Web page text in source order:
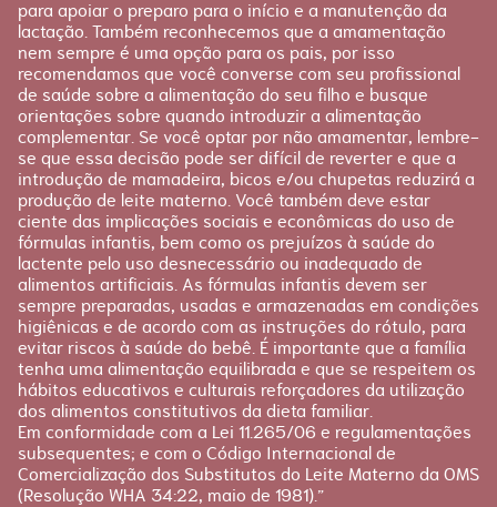
para apoiar o preparo para o início e a manutenção da
lactação. Também reconhecemos que a amamentação
nem sempre é uma opção para os pais, por isso
recomendamos que você converse com seu profissional
de saúde sobre a alimentação do seu filho e busque
orientações sobre quando introduzir a alimentação
complementar. Se você optar por não amamentar, lembre-
se que essa decisão pode ser difícil de reverter e que a
introdução de mamadeira, bicos e/ou chupetas reduzirá a
produção de leite materno. Você também deve estar
ciente das implicações sociais e econômicas do uso de
fórmulas infantis, bem como os prejuízos à saúde do
lactente pelo uso desnecessário ou inadequado de
alimentos artificiais. As fórmulas infantis devem ser
sempre preparadas, usadas e armazenadas em condições
higiênicas e de acordo com as instruções do rótulo, para
evitar riscos à saúde do bebê. É importante que a família
tenha uma alimentação equilibrada e que se respeitem os
hábitos educativos e culturais reforçadores da utilização
dos alimentos constitutivos da dieta familiar.
Em conformidade com a Lei 11.265/06 e regulamentações
subsequentes; e com o Código Internacional de
Comercialização dos Substitutos do Leite Materno da OMS
(Resolução WHA 34:22, maio de 1981).”